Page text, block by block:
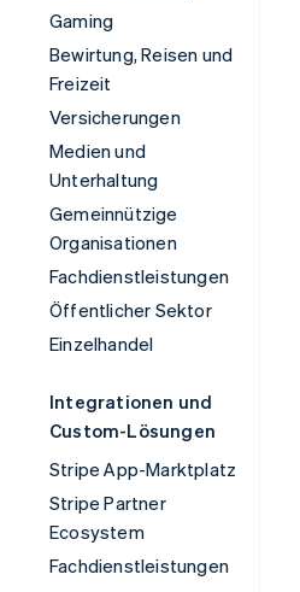
Gaming
Bewirtung, Reisen und
Freizeit
Versicherungen
Medien und
Unterhaltung
Gemeinnützige
Organisationen
Fachdienstleistungen
Öffentlicher Sektor
Einzelhandel
Integrationen und
Custom-Lösungen
Stripe App-Marktplatz
Stripe Partner
Ecosystem
Fachdienstleistungen